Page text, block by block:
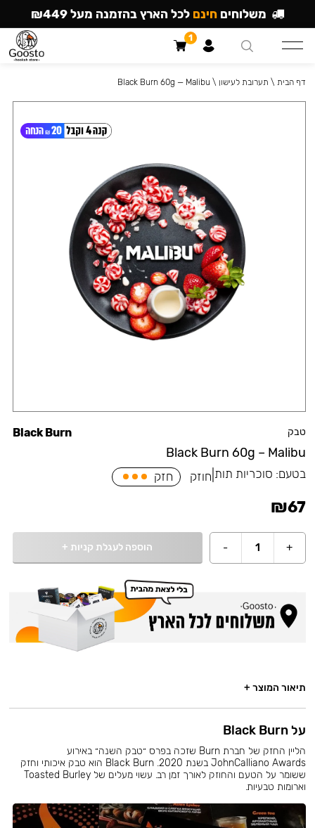
טבק
Black Burn 60g – Malibu
Black Burn
בטעם: סוכריות תות חוזק חזק
₪67
+
1
- הוספה לעגלת קניות +
דף הבית \ תערובת לעישון \
Black Burn 60g — Malibu
תיאור המוצר +
על Black Burn
הליין החזק של חברת Burn שזכה בפרס ״טבק השנה״ באירוע
JohnCalliano Awards בשנת 2020. Black Burn הוא טבק איכותי וחזק
ששומר על הטעם והחוזק לאורך זמן רב. עשוי מעלים של Toasted Burley
וארומות טבעיות.
משלוחים חינם לכל הארץ בהזמנה מעל ₪449
1